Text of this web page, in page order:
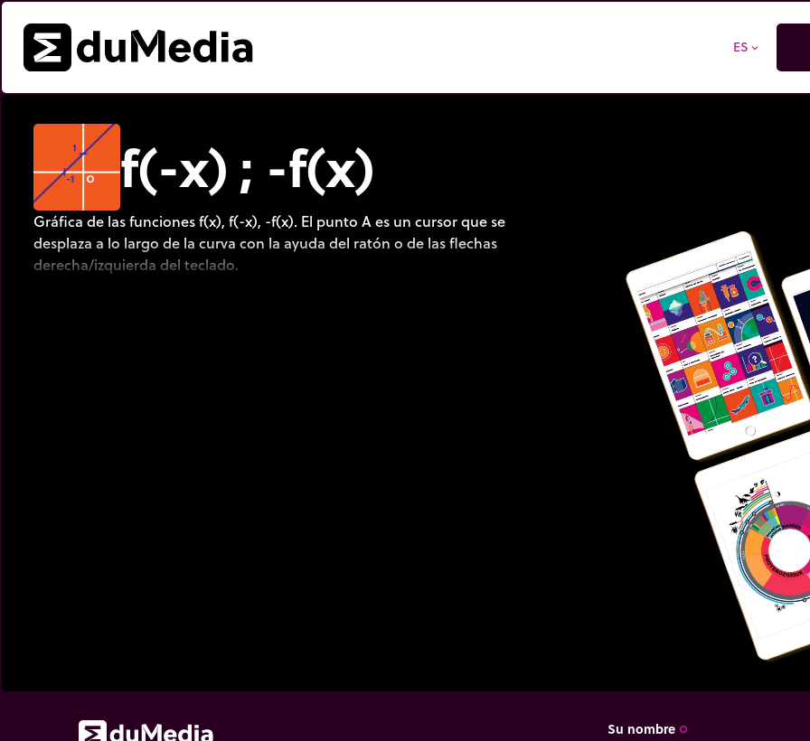
ES expand_more
f(-x) ; -f(x)
Gráfica de las funciones f(x), f(-x), -f(x). El punto A es un cursor que se
desplaza a lo largo de la curva con la ayuda del ratón o de las flechas
derecha/izquierda del teclado.
Su nombre trip_origin